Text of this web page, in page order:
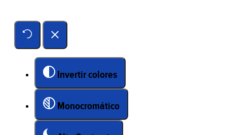
Invertir colores
Monocromático